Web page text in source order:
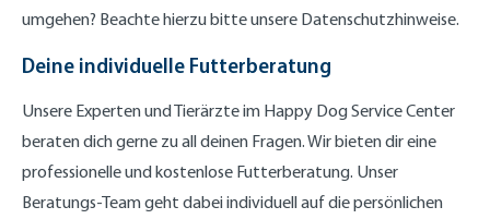
umgehen? Beachte hierzu bitte unsere Datenschutzhinweise.
Deine individuelle Futterberatung
Unsere Experten und Tierärzte im Happy Dog Service Center
beraten dich gerne zu all deinen Fragen. Wir bieten dir eine
professionelle und kostenlose Futterberatung. Unser
Beratungs-Team geht dabei individuell auf die persönlichen